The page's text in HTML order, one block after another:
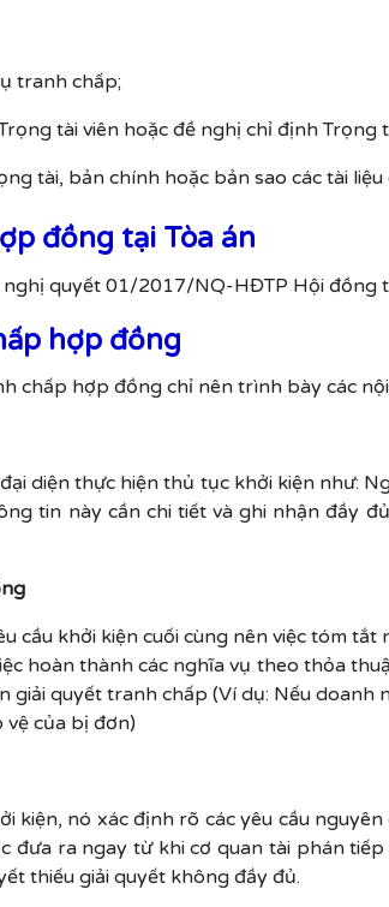
tranh chấp;
tài viên hoặc đề nghị chỉ định Trọng
tài, bản chính hoặc bản sao các tài liệu
đồng tại Tòa án
quyết 01/2017/NQ-HĐTP Hội đồng
hợp đồng
chấp hợp đồng chỉ nên trình bày các
diện thực hiện thủ tục khởi kiện như:
tin này cần chi tiết và ghi nhận đầy
cầu khởi kiện cuối cùng nên việc tóm
hoàn thành các nghĩa vụ theo thỏa
giải quyết tranh chấp (Ví dụ: Nếu
của bị đơn)
nó xác định rõ các yêu cầu
đưa ra ngay từ khi cơ quan tài phán
thiếu giải quyết không đầy đủ.